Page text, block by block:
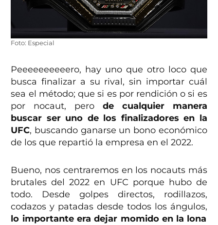
Foto: Especial
Peeeeeeeeeero, hay uno que otro loco que
busca finalizar a su rival, sin importar cuál
sea el método; que si es por rendición o si es
por nocaut, pero de cualquier manera
buscar ser uno de los finalizadores en la
UFC, buscando ganarse un bono económico
de los que repartió la empresa en el 2022.
Bueno, nos centraremos en los nocauts más
brutales del 2022 en UFC porque hubo de
todo. Desde golpes directos, rodillazos,
codazos y patadas desde todos los ángulos,
lo importante era dejar momido en la lona